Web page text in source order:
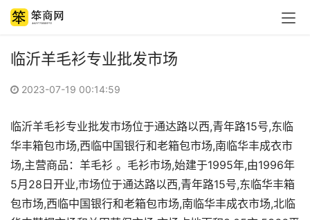
临沂羊毛衫专业批发市场
2023-07-19 00:14:59
临沂羊毛衫专业批发市场位于通达路以西,青年路15号,东临
华丰箱包市场,西临中国银行和老箱包市场,南临华丰成衣市
场,主营商品：羊毛衫 。毛衫市场,始建于1995年,由1996年
5月28日开业,市场位于通达路以西,青年路15号,东临华丰箱
包市场,西临中国银行和老箱包市场,南临华丰成衣市场,北临